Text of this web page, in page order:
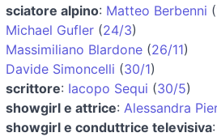
sciatore alpino: Matteo Berbenni (
Michael Gufler (24/3)
Massimiliano Blardone (26/11)
Davide Simoncelli (30/1)
scrittore: Iacopo Sequi (30/5)
showgirl e attrice: Alessandra
showgirl e conduttrice televisiva: